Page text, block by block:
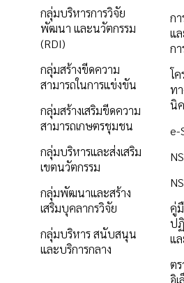
กลุ่มบริหารการวิจัย
พัฒนา และนวัตกรรม
(RDI)
กลุ่มสร้างขีดความ
สามารถในการแข่งขัน
กลุ่มสร้างเสริมขีดความ
สามารถเกษตรชุมชน
กลุ่มบริหารและส่งเสริม
เขตนวัตกรรม
กลุ่มพัฒนาและสร้าง
เสริมบุคลากรวิจัย
กลุ่มบริหาร สนับสนุน
และบริการกลาง
ก
แ
ก
โ
ท
นิ
e-
คู่
ป
แ
ต
อิ